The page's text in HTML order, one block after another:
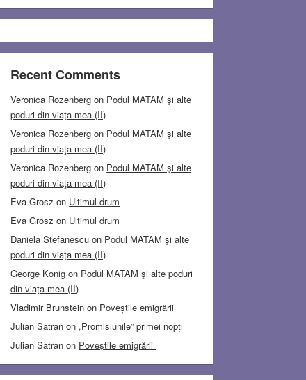
Recent Comments
Veronica Rozenberg on Podul MATAM şi alte
poduri din viaţa mea (II)
Veronica Rozenberg on Podul MATAM şi alte
poduri din viaţa mea (II)
Veronica Rozenberg on Podul MATAM şi alte
poduri din viaţa mea (II)
Eva Grosz on Ultimul drum
Eva Grosz on Ultimul drum
Daniela Stefanescu on Podul MATAM şi alte
poduri din viaţa mea (II)
George Konig on Podul MATAM şi alte poduri
din viaţa mea (II)
Vladimir Brunstein on Poveștile emigrării
Julian Satran on„Promisiunile” primei nopți
Julian Satran on Poveștile emigrării